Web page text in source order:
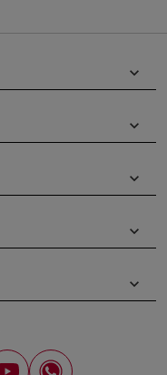
keyboard_arrow_down
keyboard_arrow_down
keyboard_arrow_down
keyboard_arrow_down
keyboard_arrow_down